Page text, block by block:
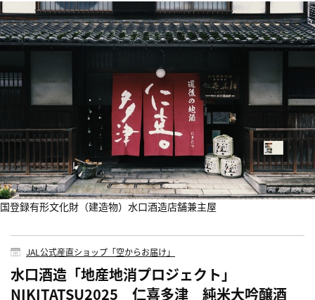
国登録有形文化財（建造物）水口酒造店舗兼主屋
JAL公式産直ショップ「空からお届け」
水口酒造「地産地消プロジェクト」
NIKITATSU2025 仁喜多津 純米大吟醸酒